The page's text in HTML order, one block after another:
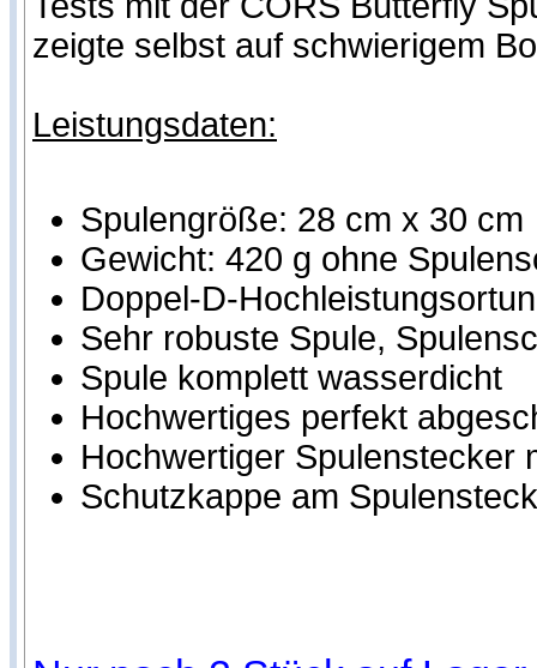
zeigte selbst auf schwierigem
Leistungsdaten:
Spulengröße: 28 cm x 30 cm
Gewicht: 420 g ohne
Doppel-D-
Sehr robuste Spule,
Spule komplett wasserdicht
Hochwertiges perfekt
Hochwertiger Spulenstecker
Schutzkappe am